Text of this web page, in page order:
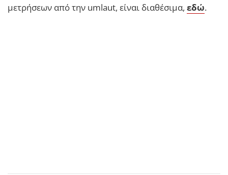
μετρήσεων από την umlaut, είναι διαθέσιμα, εδώ.